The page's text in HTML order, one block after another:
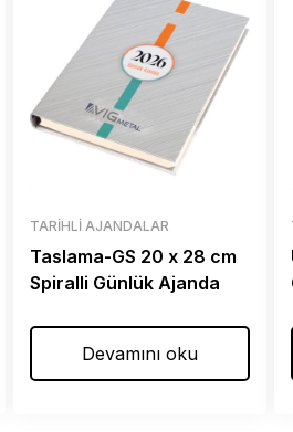
TARIHLI AJANDALAR
Taslama-GS 20 x 28 cm
Spiralli Günlük Ajanda
Devamını oku